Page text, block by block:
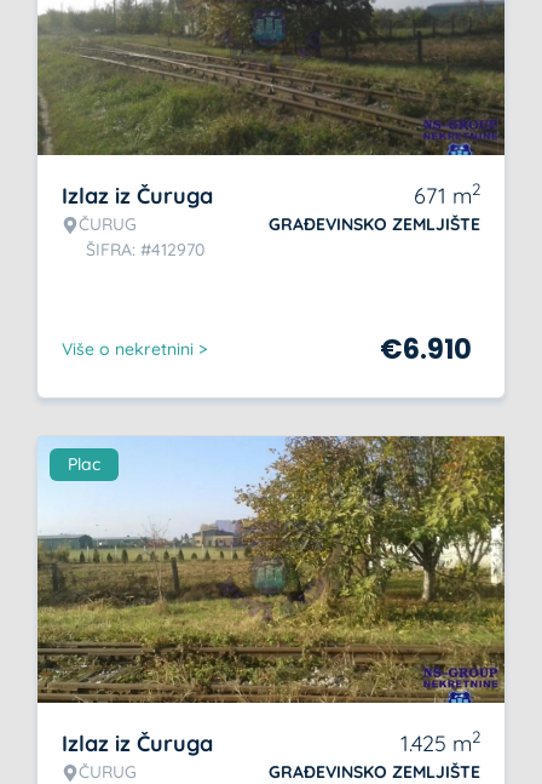
Izlaz iz Čuruga
ČURUG
ŠIFRA: #412970
671 m2
GRAĐEVINSKO ZEMLJIŠTE
Više o nekretnini > €6.910
Plac
Izlaz iz Čuruga
ČURUG
1.425 m2
GRAĐEVINSKO ZEMLJIŠTE